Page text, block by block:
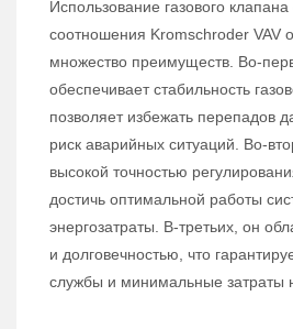
Использование газового
соотношения Kromschroder VAV
множество преимуществ. Во-
обеспечивает стабильность
позволяет избежать перепадов
риск аварийных ситуаций. Во-
высокой точностью
достичь оптимальной работы
энергозатраты. В-третьих, он
и долговечностью, что
службы и минимальные затраты